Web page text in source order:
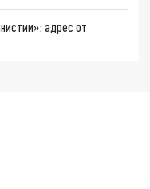
адрес от